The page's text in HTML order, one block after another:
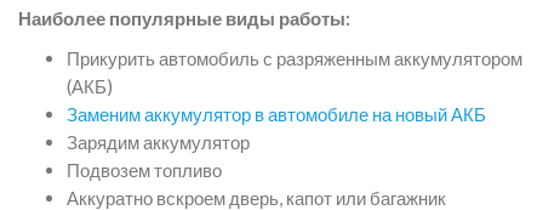
Наиболее популярные виды работы:
Прикурить автомобиль с разряженным аккумулятором
(АКБ)
Заменим аккумулятор в автомобиле на новый АКБ
Зарядим аккумулятор
Подвозем топливо
Аккуратно вскроем дверь, капот или багажник